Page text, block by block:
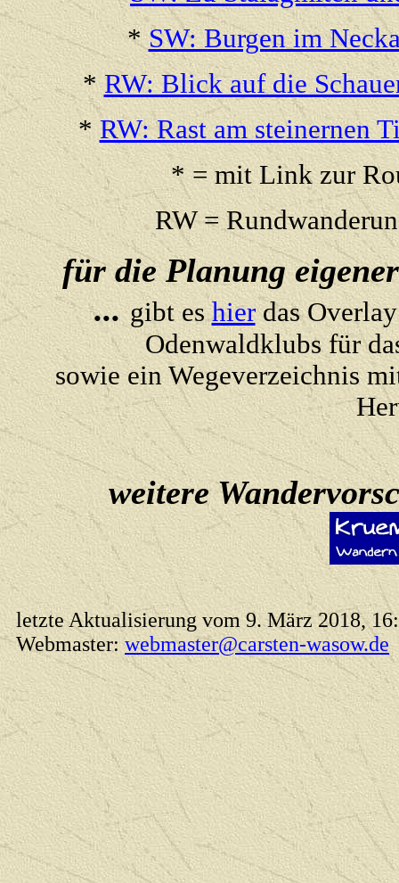
*SW: Burgen im
*RW: Blick auf die
* RW: Rast am steinernen
* = mit Link zur
RW =
für die Planung
...gibt eshierdas
Odenwaldklubs für
sowie ein Wegeverzeichnis
weitere
letzte Aktualisierung vom 9. März 2018,
Webmaster:webmaster@carsten-wasow.de